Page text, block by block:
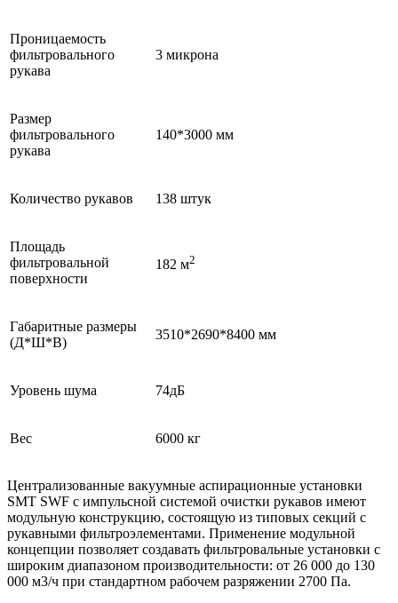
Проницаемость
фильтровального
рукава
3 микрона
Размер
фильтровального
рукава
140*3000 мм
Количество рукавов 138 штук
Площадь
фильтровальной
поверхности
182 м2
Габаритные размеры
(Д*Ш*В)
3510*2690*8400 мм
Уровень шума 74дБ
Вес 6000 кг
Централизованные вакуумные аспирационные установки
SMT SWF с импульсной системой очистки рукавов имеют
модульную конструкцию, состоящую из типовых секций с
рукавными фильтроэлементами. Применение модульной
концепции позволяет создавать фильтровальные установки с
широким диапазоном производительности: от 26 000 до 130
000 м3/ч при стандартном рабочем разряжении 2700 Па.